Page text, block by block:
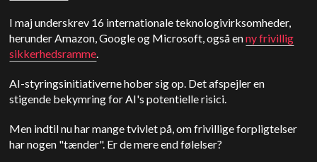
I maj underskrev 16 internationale teknologivirksomheder,
herunder Amazon, Google og Microsoft, også enny frivillig
sikkerhedsramme.
AI-styringsinitiativerne hober sig op. Det afspejler en
stigende bekymring for AI's potentielle risici.
Men indtil nu har mange tvivlet på, om frivillige forpligtelser
har nogen "tænder". Er de mere end følelser?